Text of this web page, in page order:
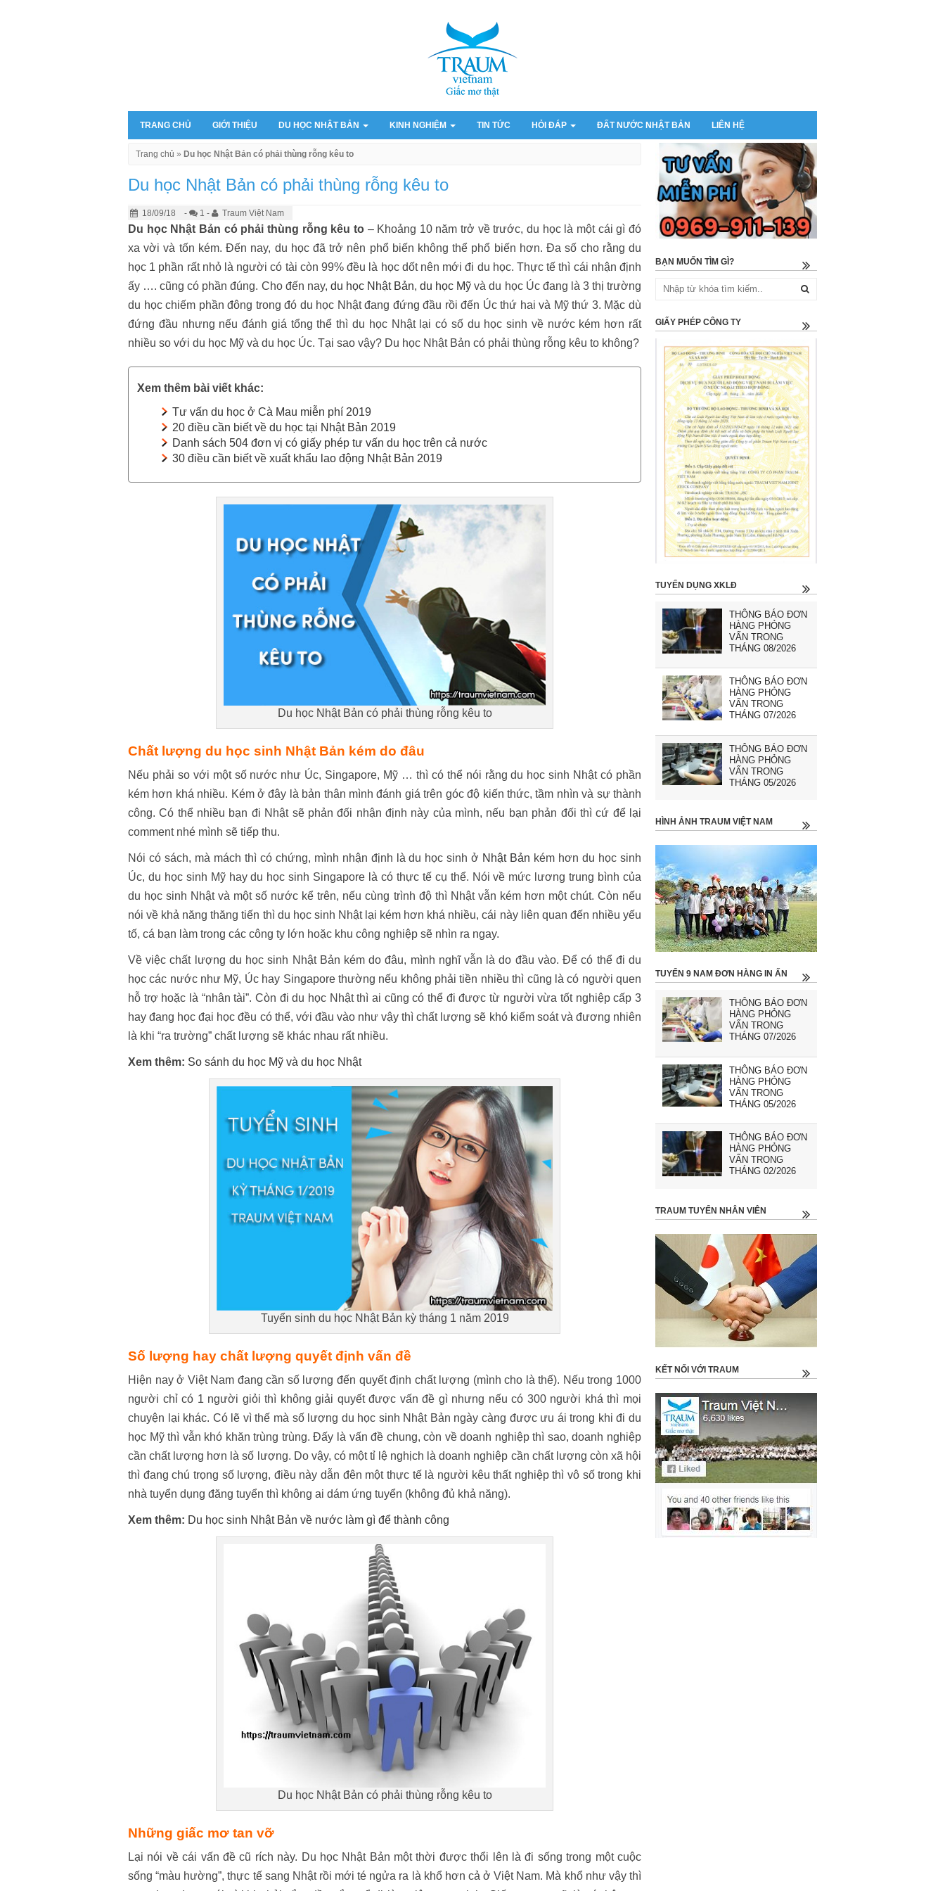
TRANG CHỦ GIỚI THIỆU DU HỌC NHẬT BẢN KINH NGHIỆM TIN TỨC HỎI ĐÁP ĐẤT NƯỚC NHẬT BẢN LIÊN HỆ
Trang chủ » Du học Nhật Bản có phải thùng rỗng kêu to
Du học Nhật Bản có phải thùng rỗng kêu to
18/09/18 - 1 - Traum Việt Nam
Du học Nhật Bản có phải thùng rỗng kêu to– Khoảng 10 năm trở về trước, du học là một cái gì đó
xa vời và tốn kém. Đến nay, du học đã trở nên phổ biến không thể phổ biến hơn. Đa số cho rằng du
học 1 phần rất nhỏ là người có tài còn 99% đều là học dốt nên mới đi du học. Thực tế thì cái nhận định
ấy …. cũng có phần đúng. Cho đến nay, du học Nhật Bản,du học Mỹ và du học Úc đang là 3 thị trường
du học chiếm phần đông trong đó du học Nhật đang đứng đầu rồi đến Úc thứ hai và Mỹ thứ 3. Mặc dù
đứng đầu nhưng nếu đánh giá tổng thể thì du học Nhật lại có số du học sinh về nước kém hơn rất
nhiều so với du học Mỹ và du học Úc. Tại sao vậy? Du học Nhật Bản có phải thùng rỗng kêu to không?
Xem thêm bài viết khác:
Tư vấn du học ở Cà Mau miễn phí 2019
20 điều cần biết về du học tại Nhật Bản 2019
Danh sách 504 đơn vị có giấy phép tư vấn du học trên cả nước
30 điều cần biết về xuất khẩu lao động Nhật Bản 2019
Du học Nhật Bản có phải thùng rỗng kêu to
Chất lượng du học sinh Nhật Bản kém do đâu
Nếu phải so với một số nước như Úc, Singapore, Mỹ … thì có thể nói rằng du học sinh Nhật có phần
kém hơn khá nhiều. Kém ở đây là bản thân mình đánh giá trên góc độ kiến thức, tầm nhìn và sự thành
công. Có thể nhiều bạn đi Nhật sẽ phản đối nhận định này của mình, nếu bạn phản đối thì cứ để lại
comment nhé mình sẽ tiếp thu.
Nói có sách, mà mách thì có chứng, mình nhận định là du học sinh ở Nhật Bản kém hơn du học sinh
Úc, du học sinh Mỹ hay du học sinh Singapore là có thực tế cụ thể. Nói về mức lương trung bình của
du học sinh Nhật và một số nước kể trên, nếu cùng trình độ thì Nhật vẫn kém hơn một chút. Còn nếu
nói về khả năng thăng tiến thì du học sinh Nhật lại kém hơn khá nhiều, cái này liên quan đến nhiều yếu
tố, cá bạn làm trong các công ty lớn hoặc khu công nghiệp sẽ nhìn ra ngay.
Về việc chất lượng du học sinh Nhật Bản kém do đâu, mình nghĩ vẫn là do đầu vào. Để có thể đi du
học các nước như Mỹ, Úc hay Singapore thường nếu không phải tiền nhiều thì cũng là có người quen
hỗ trợ hoặc là “nhân tài”. Còn đi du học Nhật thì ai cũng có thể đi được từ người vừa tốt nghiệp cấp 3
hay đang học đại học đều có thể, với đầu vào như vậy thì chất lượng sẽ khó kiểm soát và đương nhiên
là khi “ra trường” chất lượng sẽ khác nhau rất nhiều.
Xem thêm: So sánh du học Mỹ và du học Nhật
Tuyển sinh du học Nhật Bản kỳ tháng 1 năm 2019
Số lượng hay chất lượng quyết định vấn đề
Hiện nay ở Việt Nam đang cần số lượng đến quyết định chất lượng (mình cho là thế). Nếu trong 1000
người chỉ có 1 người giỏi thì không giải quyết được vấn đề gì nhưng nếu có 300 người khá thì mọi
chuyện lại khác. Có lẽ vì thế mà số lượng du học sinh Nhật Bản ngày càng được ưu ái trong khi đi du
học Mỹ thì vẫn khó khăn trùng trùng. Đấy là vấn đề chung, còn về doanh nghiệp thì sao, doanh nghiệp
cần chất lượng hơn là số lượng. Do vậy, có một tỉ lệ nghịch là doanh nghiệp cần chất lượng còn xã hội
thì đang chú trọng số lượng, điều này dẫn đên một thực tế là người kêu thất nghiệp thì vô số trong khi
nhà tuyển dụng đăng tuyển thì không ai dám ứng tuyển (không đủ khả năng).
Xem thêm: Du học sinh Nhật Bản về nước làm gì để thành công
Du học Nhật Bản có phải thùng rỗng kêu to
Những giấc mơ tan vỡ
Lại nói về cái vấn đề cũ rích này. Du học Nhật Bản một thời được thổi lên là đi sống trong một cuộc
sống “màu hường”, thực tế sang Nhật rồi mới té ngửa ra là khổ hơn cả ở Việt Nam. Mà khổ như vậy thì
BẠN MUỐN TÌM GÌ?
GIẤY PHÉP CÔNG TY
TUYỂN DỤNG XKLĐ
THÔNG BÁO ĐƠN
HÀNG PHỎNG
VẤN TRONG
THÁNG 08/2026
THÔNG BÁO ĐƠN
HÀNG PHỎNG
VẤN TRONG
THÁNG 07/2026
THÔNG BÁO ĐƠN
HÀNG PHỎNG
VẤN TRONG
THÁNG 05/2026
HÌNH ẢNH TRAUM VIỆT NAM
TUYỂN 9 NAM ĐƠN HÀNG IN ẤN
THÔNG BÁO ĐƠN
HÀNG PHỎNG
VẤN TRONG
THÁNG 07/2026
THÔNG BÁO ĐƠN
HÀNG PHỎNG
VẤN TRONG
THÁNG 05/2026
THÔNG BÁO ĐƠN
HÀNG PHỎNG
VẤN TRONG
THÁNG 02/2026
TRAUM TUYỂN NHÂN VIÊN
KẾT NỐI VỚI TRAUM